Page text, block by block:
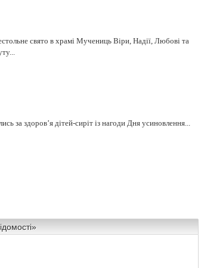
свято в храмі Мучениць Віри, Надії, Любові та
за здоров’я дітей-сиріт із нагоди Дня усиновлення...